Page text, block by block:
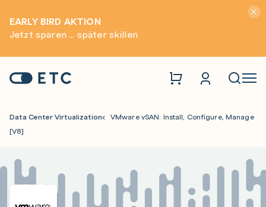
EARLY BIRD AKTION
Jetzt sparen ... später skillen
Startseite: ETC
Data Center Virtualization
VMware vSAN: Install, Configure, Manage
[V8]